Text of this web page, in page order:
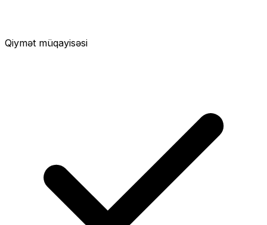
Qiymət müqayisəsi